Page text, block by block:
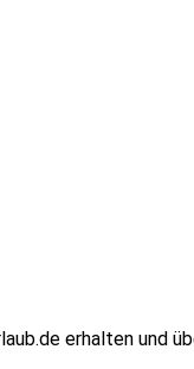
erhalten und